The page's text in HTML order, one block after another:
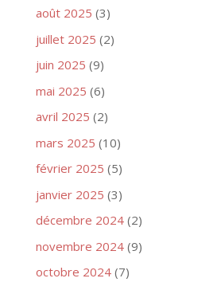
août 2025 (3)
juillet 2025 (2)
juin 2025 (9)
mai 2025 (6)
avril 2025 (2)
mars 2025 (10)
février 2025 (5)
janvier 2025 (3)
décembre 2024(2)
novembre 2024(9)
octobre 2024(7)